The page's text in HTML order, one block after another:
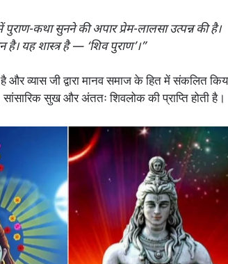
पुराण-कथा सुनने की अपार प्रेम-लालसा उत्पन्न की है।
यह शास्त्र है — ‘शिव पुराण’।”
और व्यास जी द्वारा मानव समाज के हित में संकलित
सुख और अंततः शिवलोक की प्राप्ति होती है।